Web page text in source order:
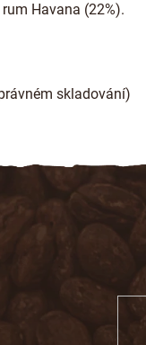
Havana (22%).
skladování)